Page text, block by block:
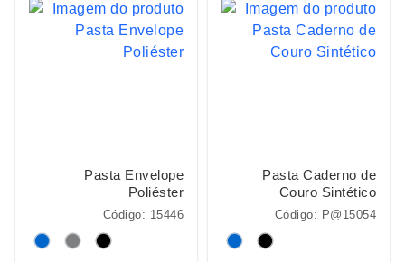
Pasta Envelope
Poliéster
Código: 15446
Pasta Caderno de
Couro Sintético
Código: P@15054